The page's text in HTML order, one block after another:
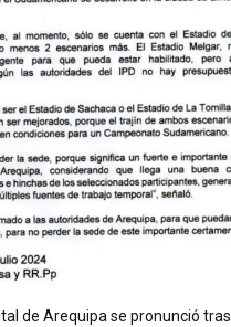
de Arequipa se pronunció tras